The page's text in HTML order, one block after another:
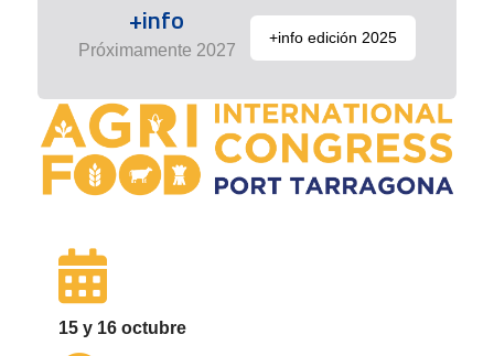
+info
Próximamente 2027
+info edición 2025
15 y 16 octubre